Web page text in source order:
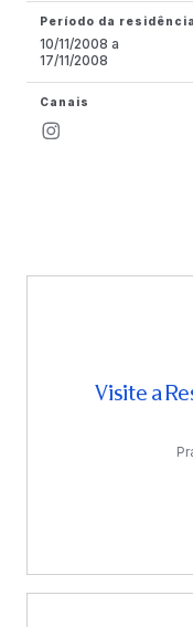
Período da residência
10/11/2008 a
17/11/2008
Canais
Visite a